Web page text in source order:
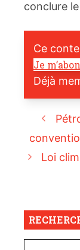
conclure
Ce
Je
Déjà
Loi